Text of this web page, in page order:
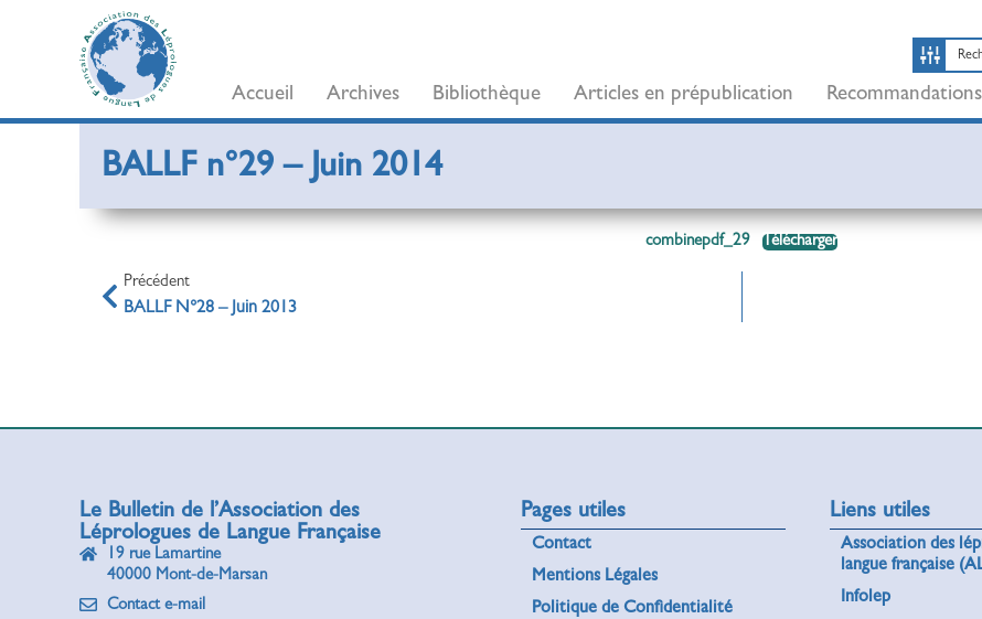
Accueil Archives Bibliothèque Articles en prépublication
BALLF n°29 – Juin 2014
combinepdf_29 Télécharger
Précédent
BALLF N°28 – Juin 2013
Le Bulletin de l’Association des
Léprologues de Langue Française
19 rue Lamartine
40000 Mont-de-Marsan
Contact e-mail
Pages utiles
Contact
Mentions Légales
Politique de Confidentialité
Liens utiles
Association des
langue française
Infolep